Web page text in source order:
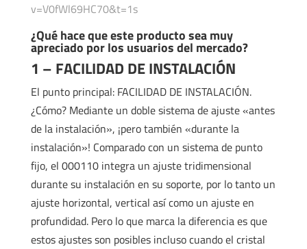
v=V0fWl69HC70&t=1s
¿Qué hace que este producto sea muy
apreciado por los usuarios del mercado?
1 – FACILIDAD DE INSTALACIÓN
El punto principal: FACILIDAD DE INSTALACIÓN.
¿Cómo? Mediante un doble sistema de ajuste «antes
de la instalación», ¡pero también «durante la
instalación»! Comparado con un sistema de punto
fijo, el 000110 integra un ajuste tridimensional
durante su instalación en su soporte, por lo tanto un
ajuste horizontal, vertical así como un ajuste en
profundidad. Pero lo que marca la diferencia es que
estos ajustes son posibles incluso cuando el cristal